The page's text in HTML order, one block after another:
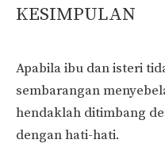
KESIMPULAN
Apabila ibu dan isteri
sembarangan
hendaklah ditimbang
dengan hati-hati.